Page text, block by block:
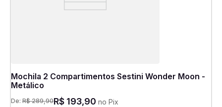
Mochila 2 Compartimentos Sestini Wonder Moon -
Metálico
De: R$ 289,90R$ 193,90 no Pix